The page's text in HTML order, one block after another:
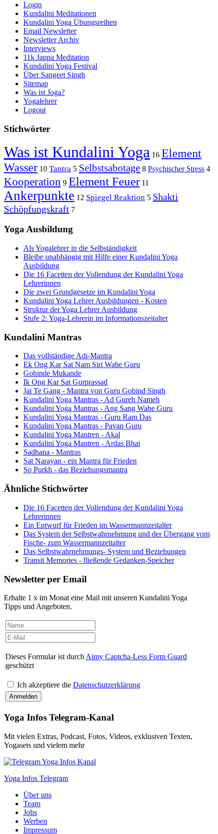
Login
Kundalini Meditationen
Kundalini Yoga Übungsreihen
Email Newsletter
Newsletter Archiv
Interviews
11k Jappa Meditation
Kundalini Yoga Festival
Über Sangeet Singh
Sitemap
Was ist Joga?
Yogalehrer
Logout
Stichwörter
Was ist Kundalini Yoga 16 Element
Wasser 10 Tantra 5 Selbstsabotage 8 Psychischer Stress 4
Kooperation 9 Element Feuer 11
Ankerpunkte 12 Spiegel Reaktion 5 Shakti
Schöpfungskraft 7
Yoga Ausbildung
Als Yogalehrer in die Selbständigkeit
Bleibe unabhängig mit Hilfe einer Kundalini Yoga
Ausbildung
Die 16 Facetten der Vollendung der Kundalini Yoga
Lehrerinnen
Die zwei Grundgesetze im Kundalini Yoga
Kundalini Yoga Lehrer Ausbildungen - Kosten
Struktur der Yoga Lehrer Ausbildung
Stufe 2: Yoga-Lehrerin im Informationszeitalter
Kundalini Mantras
Das vollständige Adi-Mantra
Ek Ong Kar Sat Nam Siri Wahe Guru
Gobinde Mukande
Ik Ong Kar Sat Gurprassad
Jai Te Gang - Mantra von Guru Gobind Singh
Kundalini Yoga Mantras - Ad Gureh Nameh
Kundalini Yoga Mantras - Ang Sang Wahe Guru
Kundalini Yoga Mantras - Guru Ram Das
Kundalini Yoga Mantras - Pavan Guru
Kundalini Yoga Mantren - Akal
Kundalini Yoga Mantren - Ardas Bhai
Sadhana - Mantras
Sat Narayan - ein Mantra für Frieden
So Purkh - das Beziehungsmantra
Ähnliche Stichwörter
Die 16 Facetten der Vollendung der Kundalini Yoga
Lehrerinnen
Ein Entwurf für Frieden im Wassermannzeitalter
Das System der Selbstwahrnehmung und der Übergang vom
Fische- zum Wassermannzeitalter
Das Selbstwahrnehmungs- System und Beziehungen
Transit Memories - fließende Gedanken-Speicher
Newsletter per Email
Erhalte 1 x im Monat eine Mail mit unseren Kundalini Yoga
Tipps und Angeboten.
Dieses Formular ist durch Aimy Captcha-Less Form Guard
geschützt
Ich akzeptiere die Datenschutzerklärung
Yoga Infos Telegram-Kanal
Mit vielen Extras, Podcast, Fotos, Videos, exklusiven Texten,
Yogasets und vielem mehr
Yoga Infos Telegram
Über uns
Team
Jobs
Werben
Impressum